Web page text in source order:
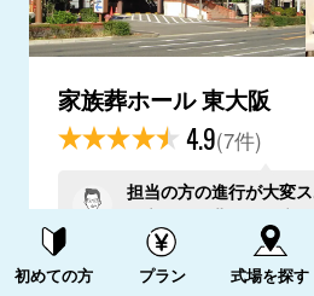
家族葬ホール 東大阪
4.9(7件)
担当の方の進行が大変
を亡くし、悲しみの底
応をいただきましたので
大阪府東大阪市
資料請求する
初めての方 プラン 式場を探す